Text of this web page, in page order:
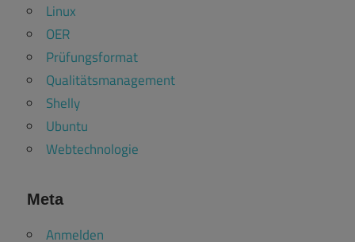
Linux
OER
Prüfungsformat
Qualitätsmanagement
Shelly
Ubuntu
Webtechnologie
Meta
Anmelden